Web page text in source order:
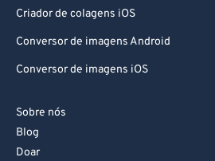
Criador de colagens iOS
Conversor de imagens Android
Conversor de imagens iOS
Sobre nós
Blog
Doar